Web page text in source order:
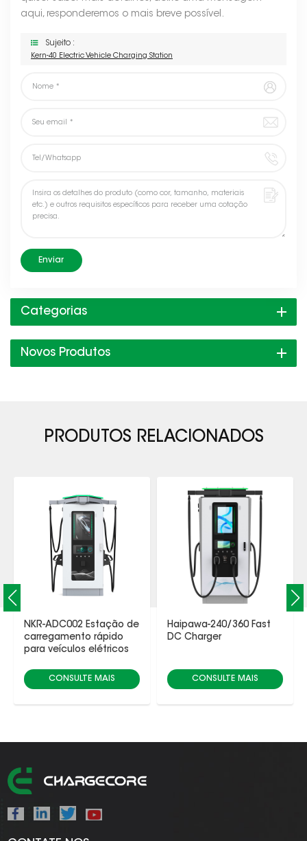
aqui, responderemos o mais breve possível.
Sujeito :
Kern-40 Electric Vehicle Charging Station
Enviar
Categorias
Novos Produtos
PRODUTOS RELACIONADOS
NKR-ADC002 Estação de
carregamento rápido
para veículos elétricos
CONSULTE MAIS
Haipawa-240/360 Fast
DC Charger
CONSULTE MAIS